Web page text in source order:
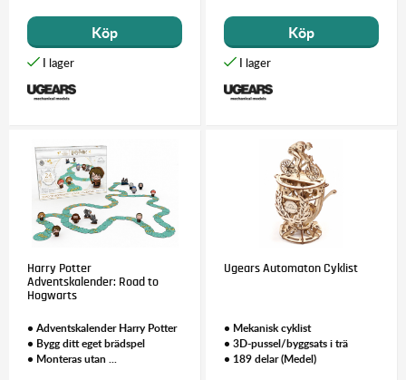
Köp Köp
Harry Potter
Adventskalender: Road to
Hogwarts
• Adventskalender Harry Potter
• Bygg ditt eget brädspel
• Monteras utan ...
Ugears Automaton Cyklist
• Mekanisk cyklist
• 3D-pussel/byggsats i trä
• 189 delar (Medel)